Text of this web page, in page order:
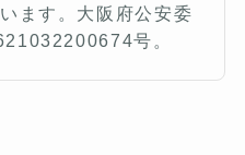
ます。大阪府公安委
号。